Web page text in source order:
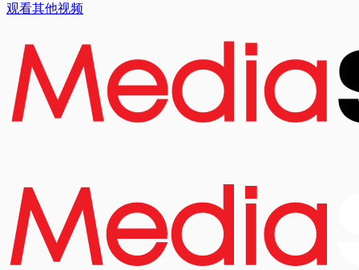
观看其他视频